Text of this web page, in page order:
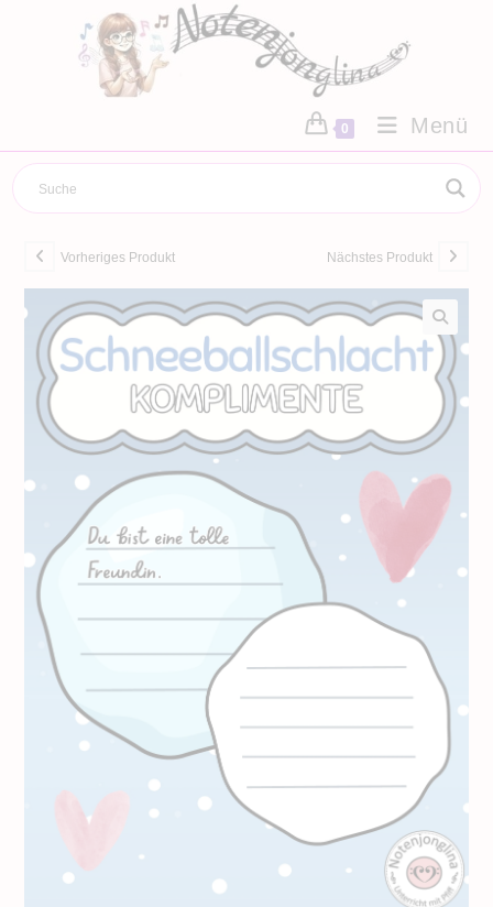
0 Menü
Vorheriges Produkt Nächstes Produkt